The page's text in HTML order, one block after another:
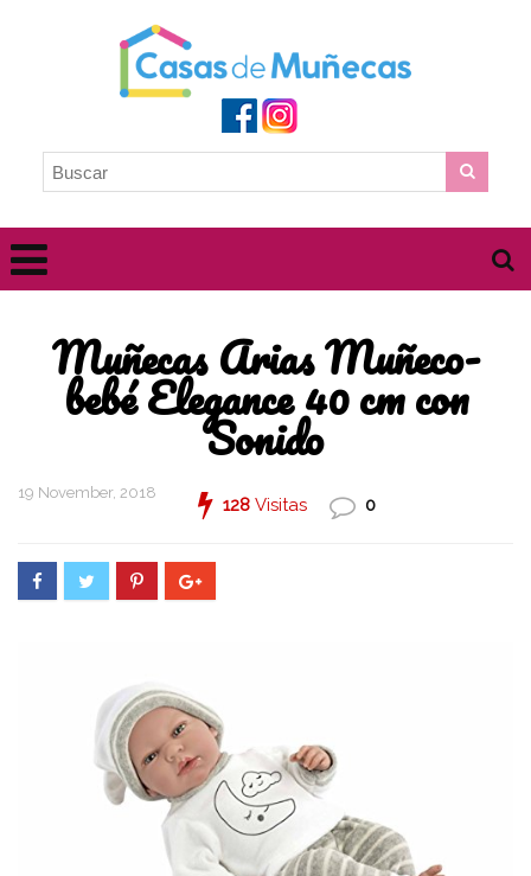
Muñecas Arias Muñeco-
bebé Elegance 40 cm con
Sonido
19 November, 2018
128 Visitas 0